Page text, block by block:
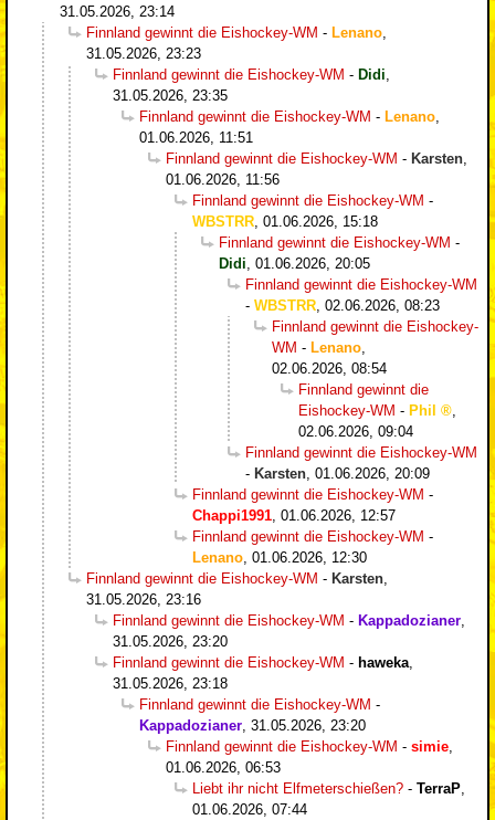
31.05.2026, 23:14
Finnland gewinnt die Eishockey-WM - Lenano
31.05.2026, 23:23
Finnland gewinnt die Eishockey-WM - Didi
31.05.2026, 23:35
Finnland gewinnt die Eishockey-WM - Lenano
01.06.2026, 11:51
Finnland gewinnt die Eishockey-WM - Karsten
01.06.2026, 11:56
Finnland gewinnt die Eishockey-WM -
WBSTRR 01.06.2026, 15:18
Finnland gewinnt die Eishockey-WM -
Didi 01.06.2026, 20:05
Finnland gewinnt die Eishockey-WM
- WBSTRR 02.06.2026, 08:23
Finnland gewinnt die Eishockey-
WM - Lenano
02.06.2026, 08:54
Finnland gewinnt die
Eishockey-WM - Phil
02.06.2026, 09:04
Finnland gewinnt die Eishockey-WM
- Karsten 01.06.2026, 20:09
Finnland gewinnt die Eishockey-WM -
Chappi1991 01.06.2026, 12:57
Finnland gewinnt die Eishockey-WM -
Lenano 01.06.2026, 12:30
Finnland gewinnt die Eishockey-WM - Karsten
31.05.2026, 23:16
Finnland gewinnt die Eishockey-WM - Kappadozianer
31.05.2026, 23:20
Finnland gewinnt die Eishockey-WM - haweka
31.05.2026, 23:18
Finnland gewinnt die Eishockey-WM -
Kappadozianer 31.05.2026, 23:20
Finnland gewinnt die Eishockey-WM - simie
01.06.2026, 06:53
Liebt ihr nicht Elfmeterschießen? - TerraP
01.06.2026, 07:44